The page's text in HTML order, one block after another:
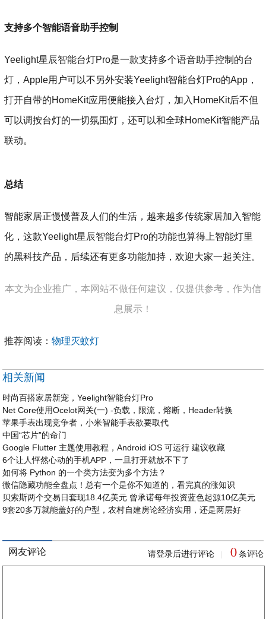
支持多个智能语音助手控制
Yeelight星辰智能台灯Pro是一款支持多个语音助手控制的台
灯，Apple用户可以不另外安装Yeelight智能台灯Pro的App，
打开自带的HomeKit应用便能接入台灯，加入HomeKit后不但
可以调按台灯的一切氛围灯，还可以和全球HomeKit智能产品
联动。
总结
智能家居正慢慢普及人们的生活，越来越多传统家居加入智能
化，这款Yeelight星辰智能台灯Pro的功能也算得上智能灯里
的黑科技产品，后续还有更多功能加持，欢迎大家一起关注。
本文为企业推广，本网站不做任何建议，仅提供参考，作为信
息展示！
推荐阅读：物理灭蚊灯
相关新闻
时尚百搭家居新宠，Yeelight智能台灯Pro
Net Core使用Ocelot网关(一) -负载，限流，熔断，Header转换
苹果手表出现竞争者，小米智能手表欲要取代
中国“芯片”的命门
Google Flutter 主题使用教程，Android iOS 可运行 建议收藏
6个让人怦然心动的手机APP，一旦打开就放不下了
如何将 Python 的一个类方法变为多个方法？
微信隐藏功能全盘点！总有一个是你不知道的，看完真的涨知识
贝索斯两个交易日套现18.4亿美元 曾承诺每年投资蓝色起源10亿美元
9套20多万就能盖好的户型，农村自建房论经济实用，还是两层好
网友评论 请登录后进行评论 0 条评论